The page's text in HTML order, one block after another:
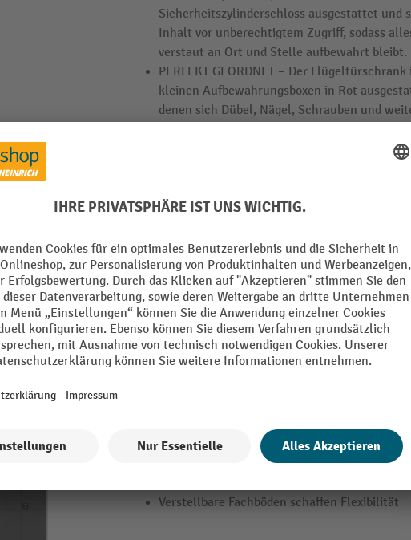
Sicherheitszylinderschloss ausgestattet und
Inhalt vor unberechtigtem Zugriff, sodass
verstaut an Ort und Stelle aufbewahrt bleibt.
PERFEKT GEORDNET – Der
kleinen Aufbewahrungsboxen in Rot
denen sich Dübel, Nägel, Schrauben und
TÜV-Qualität bietet geprüfte Sicherheit
Viel Stauraum auf kleiner Fläche
Stahlkonstruktion hält täglicher Nutzung
8 Varianten
HEMMDAL Flügeltüren-Magazinschrank,
Kleinteile griffbereit und geordnet lagern
Sichtlagerkästen beschleunigen die
Verstellbare Fachböden schaffen Flexibilität